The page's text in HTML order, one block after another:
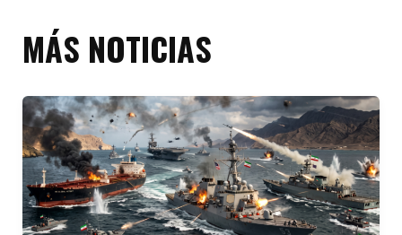
MÁS NOTICIAS